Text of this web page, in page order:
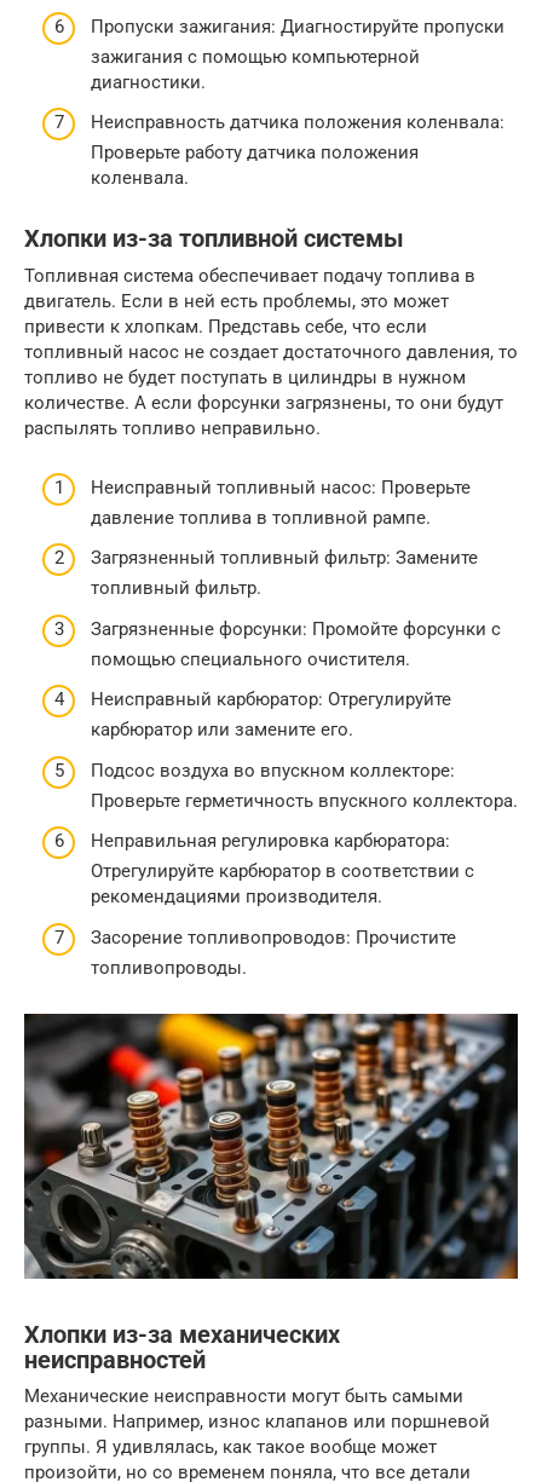
Пропуски зажигания: Диагностируйте пропуски
зажигания с помощью компьютерной
диагностики.
Неисправность датчика положения коленвала:
Проверьте работу датчика положения
коленвала.
Хлопки из-за топливной системы
Топливная система обеспечивает подачу топлива в
двигатель. Если в ней есть проблемы, это может
привести к хлопкам. Представь себе, что если
топливный насос не создает достаточного давления, то
топливо не будет поступать в цилиндры в нужном
количестве. А если форсунки загрязнены, то они будут
распылять топливо неправильно.
Неисправный топливный насос: Проверьте
давление топлива в топливной рампе.
Загрязненный топливный фильтр: Замените
топливный фильтр.
Загрязненные форсунки: Промойте форсунки с
помощью специального очистителя.
Неисправный карбюратор: Отрегулируйте
карбюратор или замените его.
Подсос воздуха во впускном коллекторе:
Проверьте герметичность впускного коллектора.
Неправильная регулировка карбюратора:
Отрегулируйте карбюратор в соответствии с
рекомендациями производителя.
Засорение топливопроводов: Прочистите
топливопроводы.
Хлопки из-за механических
неисправностей
Механические неисправности могут быть самыми
разными. Например, износ клапанов или поршневой
группы. Я удивлялась, как такое вообще может
произойти, но со временем поняла, что все детали